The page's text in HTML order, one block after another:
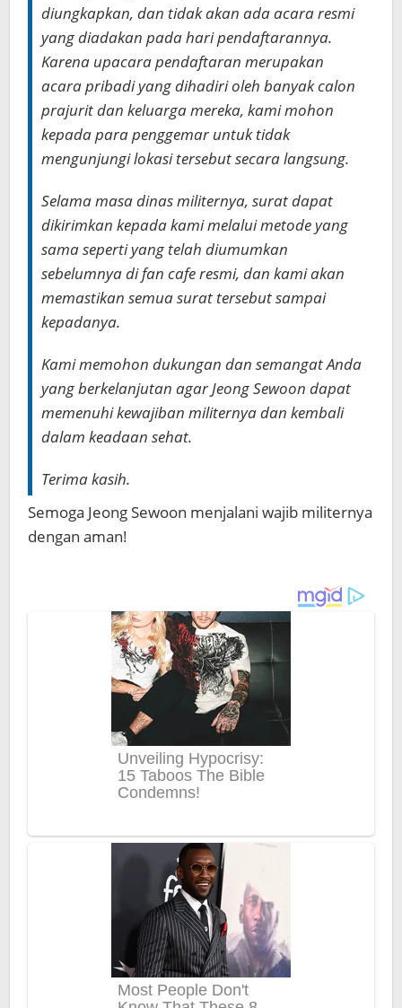
diungkapkan, dan tidak akan ada acara resmi
yang diadakan pada hari pendaftarannya.
Karena upacara pendaftaran merupakan
acara pribadi yang dihadiri oleh banyak calon
prajurit dan keluarga mereka, kami mohon
kepada para penggemar untuk tidak
mengunjungi lokasi tersebut secara langsung.
Selama masa dinas militernya, surat dapat
dikirimkan kepada kami melalui metode yang
sama seperti yang telah diumumkan
sebelumnya difan caferesmi, dan kami akan
memastikan semua surat tersebut sampai
kepadanya.
Kami memohon dukungan dan semangat Anda
yang berkelanjutan agar Jeong Sewoon dapat
memenuhi kewajiban militernya dan kembali
dalam keadaan sehat.
Terima kasih.
Semoga Jeong Sewoon menjalani wajib militernya
dengan aman!